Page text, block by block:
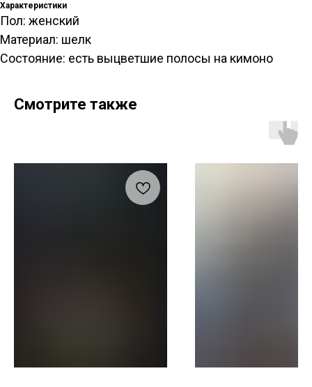
Характеристики
Пол: женский
Материал: шелк
Состояние: есть выцветшие полосы на кимоно
Смотрите также